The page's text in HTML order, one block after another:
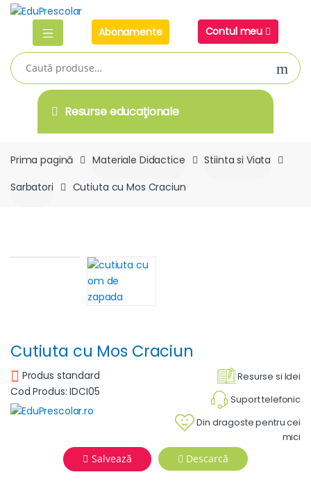
Skip
navigation
Skip
Abonamente
Contul meu
Caută
după:
Resurse educaţionale
Prima pagină Materiale Didactice
Stiinta si Viata
Sarbatori
Cutiuta cu Mos Craciun
Cutiuta cu Mos Craciun
Resurse si Idei
Suport telefonic
Din dragoste pentru cei
mici
Produs standard
Cod Produs: IDCI05
Salvează Descarcă